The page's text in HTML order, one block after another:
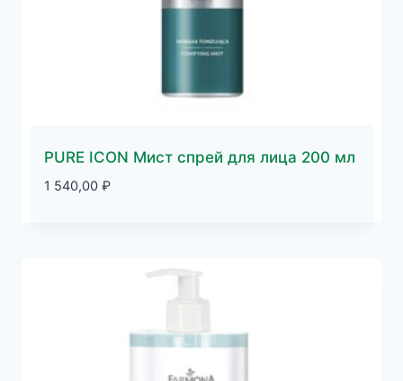
PURE ICON Мист спрей для лица 200 мл
1 540,00 ₽